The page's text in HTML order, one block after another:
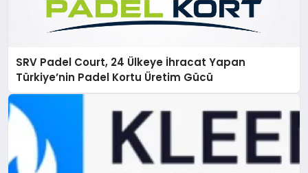
SRV Padel Court, 24 Ülkeye İhracat Yapan
Türkiye’nin Padel Kortu Üretim Gücü